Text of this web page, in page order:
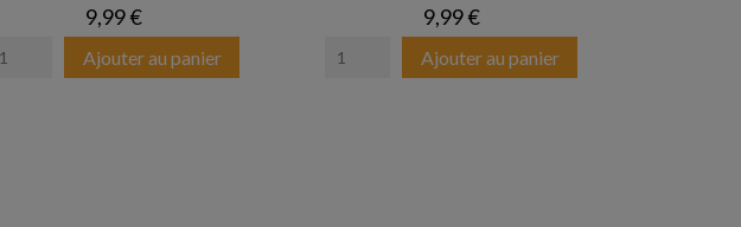
Prix
9,99 €
Ajouter au panier
Prix
9,99 €
Ajouter au panier